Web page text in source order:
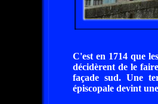
C'est en 1714 que
décidèrent de le
façade sud. Une
épiscopale devint